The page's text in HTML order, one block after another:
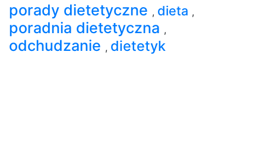
porady dietetyczne , dieta ,
poradnia dietetyczna ,
odchudzanie , dietetyk